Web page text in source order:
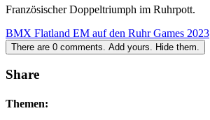
Französischer Doppeltriumph im Ruhrpott.
BMX Flatland EM auf den Ruhr Games 2023
There are 0 comments. Add yours. Hide them.
Share
Themen: